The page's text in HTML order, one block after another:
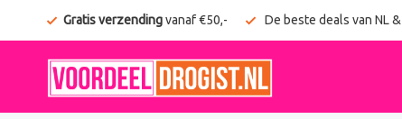
Gratis verzendingvanaf €50,- De beste deals van NL &